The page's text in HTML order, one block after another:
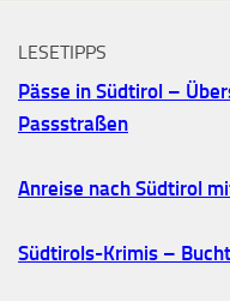
LESETIPPS
Pässe in Südtirol –
Passstraßen
Anreise nach Südtirol
Südtirols-Krimis –